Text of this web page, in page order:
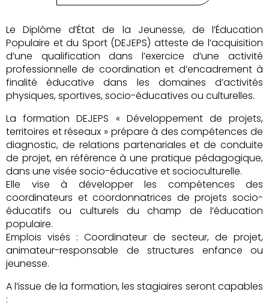
Le Diplôme d’État de la Jeunesse, de l’Éducation
Populaire et du Sport (DEJEPS) atteste de l’acquisition
d’une qualification dans l’exercice d’une activité
professionnelle de coordination et d’encadrement à
finalité éducative dans les domaines d’activités
physiques, sportives, socio-éducatives ou culturelles.
La formation DEJEPS « Développement de projets,
territoires et réseaux » prépare à des compétences de
diagnostic, de relations partenariales et de conduite
de projet, en référence à une pratique pédagogique,
dans une visée socio-éducative et socioculturelle.
Elle vise à développer les compétences des
coordinateurs et coordonnatrices de projets socio-
éducatifs ou culturels du champ de l’éducation
populaire.
Emplois visés : Coordinateur de secteur, de projet,
animateur-responsable de structures enfance ou
jeunesse.
A l’issue de la formation, les stagiaires seront capables
: